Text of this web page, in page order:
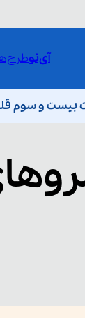
آی‌نو
و سوم قلمروهای